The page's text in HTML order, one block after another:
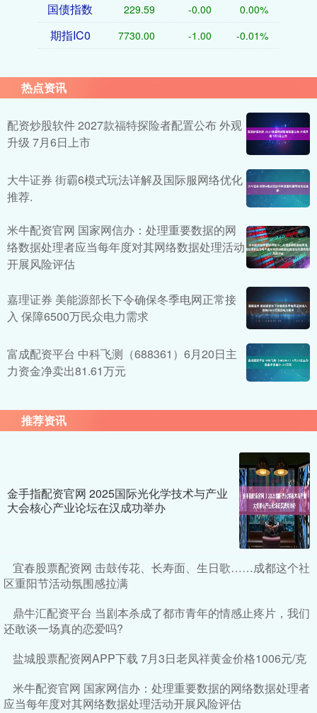
国债指数 229.59 -0.00 0.00%
期指IC0 7730.00 -1.00 -0.01%
热点资讯
配资炒股软件 2027款福特探险者配置公布 外观
升级 7月6日上市
大牛证券 街霸6模式玩法详解及国际服网络优化
推荐.
米牛配资官网 国家网信办：处理重要数据的网
络数据处理者应当每年度对其网络数据处理活动
开展风险评估
嘉理证券 美能源部长下令确保冬季电网正常接
入 保障6500万民众电力需求
富成配资平台 中科飞测（688361）6月20日主
力资金净卖出81.61万元
推荐资讯
金手指配资官网 ​2025国际光化学技术与产业
大会核心产业论坛在汉成功举办
宜春股票配资网 击鼓传花、长寿面、生日歌……成都这个社
区重阳节活动氛围感拉满
鼎牛汇配资平台 当剧本杀成了都市青年的情感止疼片，我们
还敢谈一场真的恋爱吗?
盐城股票配资网APP下载 7月3日老凤祥黄金价格1006元/克
米牛配资官网 国家网信办：处理重要数据的网络数据处理者
应当每年度对其网络数据处理活动开展风险评估